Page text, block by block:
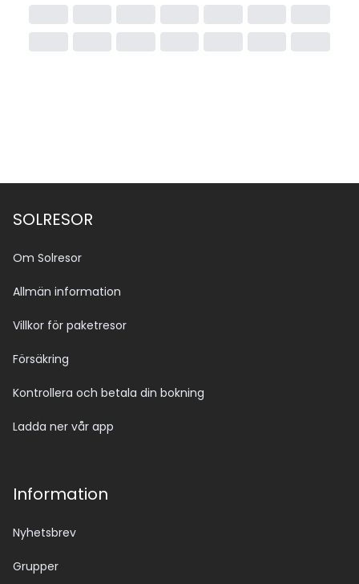
SOLRESOR
Om Solresor
Allmän information
Villkor för paketresor
Försäkring
Kontrollera och betala din bokning
Ladda ner vår app
Information
Nyhetsbrev
Grupper